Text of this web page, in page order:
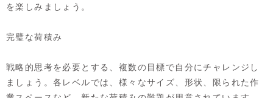
を楽しみましょう。
完璧な荷積み
戦略的思考を必要とする、複数の目標で自分にチャレンジし
ましょう。各レベルでは、様々なサイズ、形状、限られた作